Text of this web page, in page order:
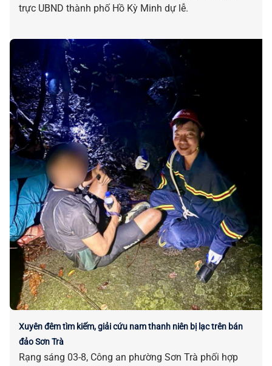
trực UBND thành phố Hồ Kỳ Minh dự lễ.
Xuyên đêm tìm kiếm, giải cứu nam thanh niên bị lạc trên bán
đảo Sơn Trà
Rạng sáng 03-8, Công an phường Sơn Trà phối hợp